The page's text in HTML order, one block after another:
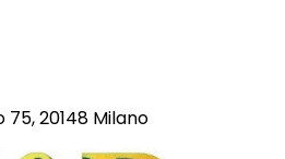
20148 Milano